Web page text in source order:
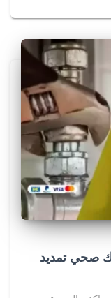
99009522 سباك صحي تمديد